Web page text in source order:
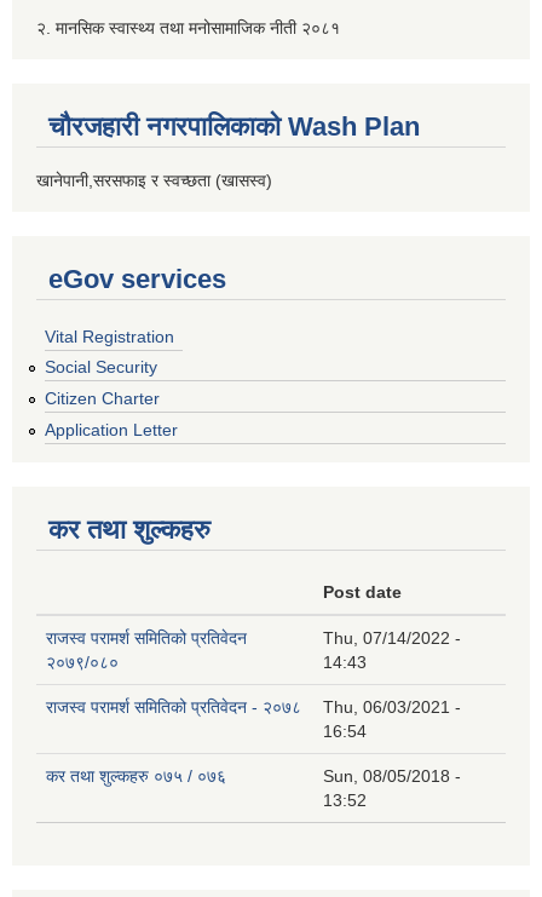
२. मानसिक स्वास्थ्य तथा मनोसामाजिक नीती २०८१
चौरजहारी नगरपालिकाको Wash Plan
खानेपानी,सरसफाइ र स्वच्छता (खासस्व)
eGov services
Vital Registration
Social Security
Citizen Charter
Application Letter
कर तथा शुल्कहरु
Post date
राजस्व परामर्श समितिको प्रतिवेदन
२०७९/०८०
Thu, 07/14/2022 -
14:43
राजस्व परामर्श समितिको प्रतिवेदन - २०७८
Thu, 06/03/2021 -
16:54
कर तथा शुल्कहरु ०७५ / ०७६
Sun, 08/05/2018 -
13:52